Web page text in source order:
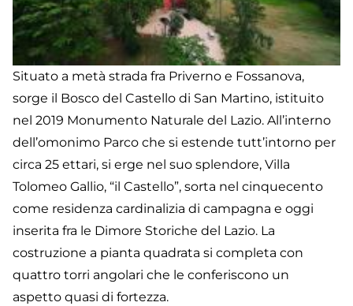
Situato a metà strada fra Priverno e Fossanova,
sorge il Bosco del Castello di San Martino, istituito
nel 2019 Monumento Naturale del Lazio. All’interno
dell’omonimo Parco che si estende tutt’intorno per
circa 25 ettari, si erge nel suo splendore, Villa
Tolomeo Gallio, “il Castello”, sorta nel cinquecento
come residenza cardinalizia di campagna e oggi
inserita fra le Dimore Storiche del Lazio. La
costruzione a pianta quadrata si completa con
quattro torri angolari che le conferiscono un
aspetto quasi di fortezza.